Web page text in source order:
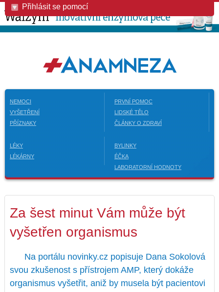
Přihlásit se pomocí
NEMOCI
VYŠETŘENÍ
PŘÍZNAKY
PRVNÍ POMOC
LIDSKÉ TĚLO
ČLÁNKY O ZDRAVÍ
LÉKY
LÉKÁRNY
BYLINKY
ÉČKA
LABORATORNÍ HODNOTY
Za šest minut Vám může být
vyšetřen organismus
Na portálu novinky.cz popisuje Dana Sokolová
svou zkušenost s přístrojem AMP, který dokáže
organismus vyšetřit, aniž by musela být pacientovi